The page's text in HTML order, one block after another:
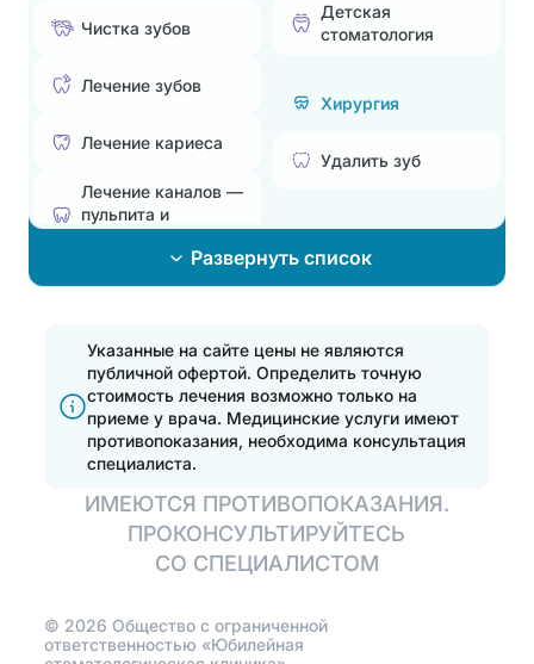
Чистка зубов
Лечение зубов
Лечение кариеса
Лечение каналов —
пульпита и
Эстетические
реставрации
Отбелить зубы
Протезирование
Полная
имплантация зубов
Протезирование
зубов
Детская
стоматология
Хирургия
Удалить зуб
Эстетическая
стоматология
Поставить брекеты,
Эстетические
реставрации
Отбелить зубы
элайнеров
Установить виниры
Развернуть список
Указанные на сайте цены не являются
публичной офертой. Определить точную
стоимость лечения возможно только на
приеме у врача. Медицинские услуги имеют
противопоказания, необходима консультация
специалиста.
ИМЕЮТСЯ ПРОТИВОПОКАЗАНИЯ.
ПРОКОНСУЛЬТИРУЙТЕСЬ
СО СПЕЦИАЛИСТОМ
© 2026 Общество с ограниченной
ответственностью «Юбилейная